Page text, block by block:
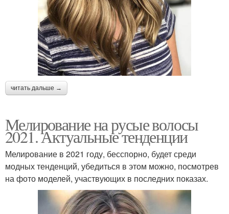
читать дальше →
Мелирование на русые волосы
2021. Актуальные тенденции
Мелирование в 2021 году, бесспорно, будет среди
модных тенденций, убедиться в этом можно, посмотрев
на фото моделей, участвующих в последних показах.